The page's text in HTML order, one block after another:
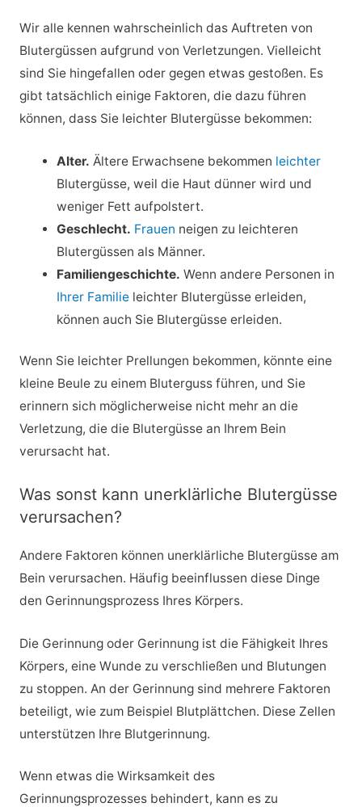
Wir alle kennen wahrscheinlich das Auftreten von
Blutergüssen aufgrund von Verletzungen. Vielleicht
sind Sie hingefallen oder gegen etwas gestoßen. Es
gibt tatsächlich einige Faktoren, die dazu führen
können, dass Sie leichter Blutergüsse bekommen:
Alter. Ältere Erwachsene bekommen leichter
Blutergüsse, weil die Haut dünner wird und
weniger Fett aufpolstert.
Geschlecht. Frauen neigen zu leichteren
Blutergüssen als Männer.
Familiengeschichte. Wenn andere Personen in
Ihrer Familie leichter Blutergüsse erleiden,
können auch Sie Blutergüsse erleiden.
Wenn Sie leichter Prellungen bekommen, könnte eine
kleine Beule zu einem Bluterguss führen, und Sie
erinnern sich möglicherweise nicht mehr an die
Verletzung, die die Blutergüsse an Ihrem Bein
verursacht hat.
Was sonst kann unerklärliche Blutergüsse
verursachen?
Andere Faktoren können unerklärliche Blutergüsse am
Bein verursachen. Häufig beeinflussen diese Dinge
den Gerinnungsprozess Ihres Körpers.
Die Gerinnung oder Gerinnung ist die Fähigkeit Ihres
Körpers, eine Wunde zu verschließen und Blutungen
zu stoppen. An der Gerinnung sind mehrere Faktoren
beteiligt, wie zum Beispiel Blutplättchen. Diese Zellen
unterstützen Ihre Blutgerinnung.
Wenn etwas die Wirksamkeit des
Gerinnungsprozesses behindert, kann es zu